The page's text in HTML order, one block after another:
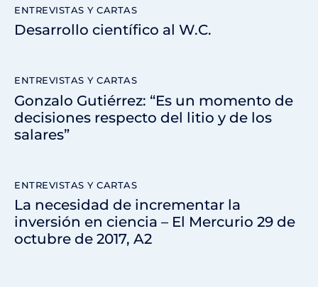
ENTREVISTAS Y CARTAS
Desarrollo científico al W.C.
ENTREVISTAS Y CARTAS
Gonzalo Gutiérrez: “Es un momento de
decisiones respecto del litio y de los
salares”
ENTREVISTAS Y CARTAS
La necesidad de incrementar la
inversión en ciencia – El Mercurio 29 de
octubre de 2017, A2